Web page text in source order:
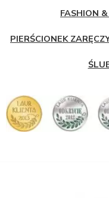
FASHION
PIERŚCIONEK